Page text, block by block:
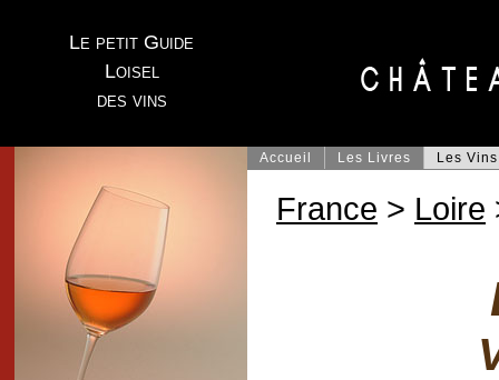
Le petit Guide
Loisel
des vins
Accueil Les Livres Les Vins
France > Loire